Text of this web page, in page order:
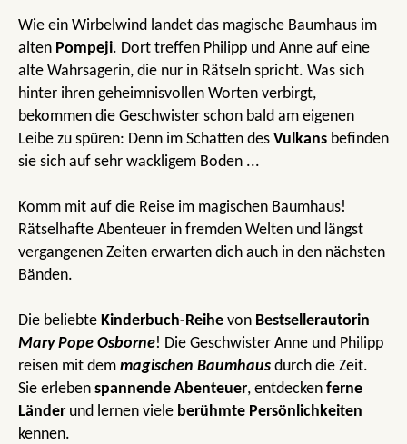
Wie ein Wirbelwind landet das magische Baumhaus im
alten Pompeji. Dort treffen Philipp und Anne auf eine
alte Wahrsagerin, die nur in Rätseln spricht. Was sich
hinter ihren geheimnisvollen Worten verbirgt,
bekommen die Geschwister schon bald am eigenen
Leibe zu spüren: Denn im Schatten des Vulkans befinden
sie sich auf sehr wackligem Boden ...
Komm mit auf die Reise im magischen Baumhaus!
Rätselhafte Abenteuer in fremden Welten und längst
vergangenen Zeiten erwarten dich auch in den nächsten
Bänden.
Die beliebte Kinderbuch-Reihe von Bestsellerautorin
Mary Pope Osborne! Die Geschwister Anne und Philipp
reisen mit dem magischen Baumhaus durch die Zeit.
Sie erleben spannende Abenteuer, entdecken ferne
Länder und lernen viele berühmte Persönlichkeiten
kennen.